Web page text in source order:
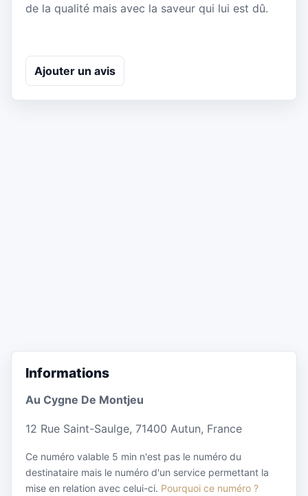
de la qualité mais avec la saveur qui lui est dû.
Ajouter un avis
Informations
Au Cygne De Montjeu
12 Rue Saint-Saulge, 71400 Autun, France
Ce numéro valable 5 min n'est pas le numéro du
destinataire mais le numéro d'un service permettant la
mise en relation avec celui-ci. Pourquoi ce numéro ?